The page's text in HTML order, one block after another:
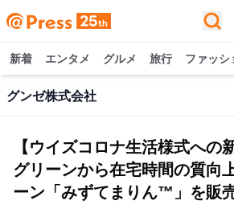
新着 エンタメ グルメ 旅行 ファッシ
グンゼ株式会社
【ウイズコロナ生活様式への
グリーンから在宅時間の質向
ーン「みずてまりん™」を販